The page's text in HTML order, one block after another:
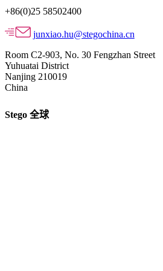
+86(0)25 58502400
junxiao.hu@stegochina.cn
Room C2-903, No. 30 Fengzhan Street
Yuhuatai District
Nanjing 210019
China
Stego 全球